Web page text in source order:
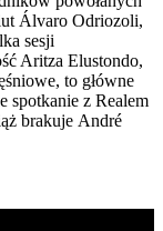
Álvaro Odriozoli,
sesji
Aritza Elustondo,
to główne
spotkanie z Realem
brakuje André